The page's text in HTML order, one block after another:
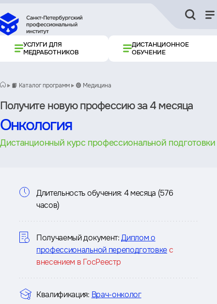
УСЛУГИ ДЛЯ
МЕДРАБОТНИКОВ
ДИСТАНЦИОННОЕ
ОБУЧЕНИЕ
📙 Каталог программ 🟢 Медицина
Получите новую профессию за 4 месяца
Онкология
Дистанционный курс профессиональной подготовки
Информация
курсе
Длительность обучения: 4 месяца (576
часов)
Получаемый документ: Диплом о
профессиональной переподготовкес
внесением в ГосРеестр
Квалификация: Врач-онколог